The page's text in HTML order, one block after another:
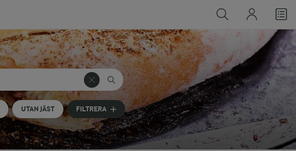
UTAN JÄST FILTRERA